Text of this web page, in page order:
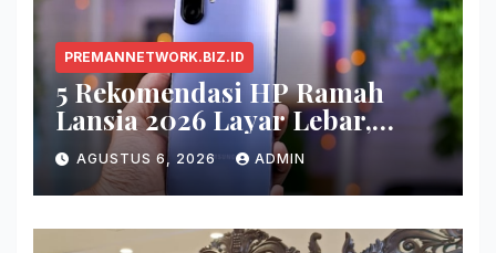
PREMANNETWORK.BIZ.ID
5 Rekomendasi HP Ramah
Lansia 2026 Layar Lebar,
Menu Simpel, dan Baterai
Awet
AGUSTUS 6, 2026 ADMIN